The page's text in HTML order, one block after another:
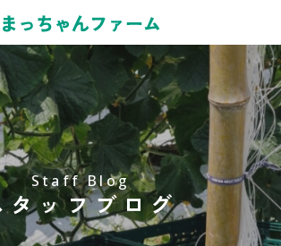
Staff Blog
タッフブログ